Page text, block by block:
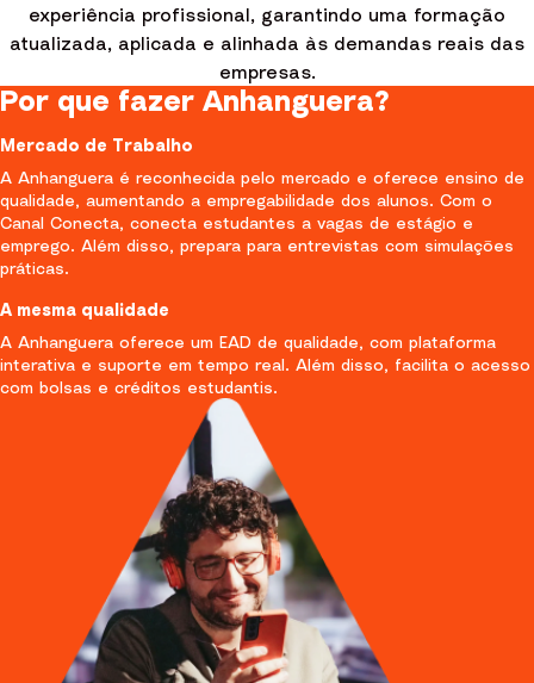
experiência profissional, garantindo uma formação
atualizada, aplicada e alinhada às demandas reais das
empresas.
Por que fazer Anhanguera?
Mercado de Trabalho
A Anhanguera é reconhecida pelo mercado e oferece ensino de
qualidade, aumentando a empregabilidade dos alunos. Com o
Canal Conecta, conecta estudantes a vagas de estágio e
emprego. Além disso, prepara para entrevistas com simulações
práticas.
A mesma qualidade
A Anhanguera oferece um EAD de qualidade, com plataforma
interativa e suporte em tempo real. Além disso, facilita o acesso
com bolsas e créditos estudantis.